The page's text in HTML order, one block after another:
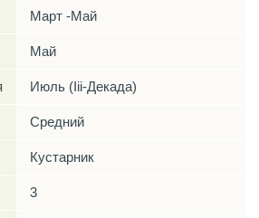
Март -Май
Май
Июль (Iii-Декада)
Средний
Кустарник
3